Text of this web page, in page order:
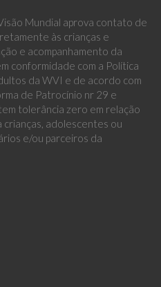
Mundial aprova contato de
às crianças e
e acompanhamento da
conformidade com a Política
da WVI e de acordo com
de Patrocínio nr 29 e
tolerância zero em relação
crianças, adolescentes ou
e/ou parceiros da